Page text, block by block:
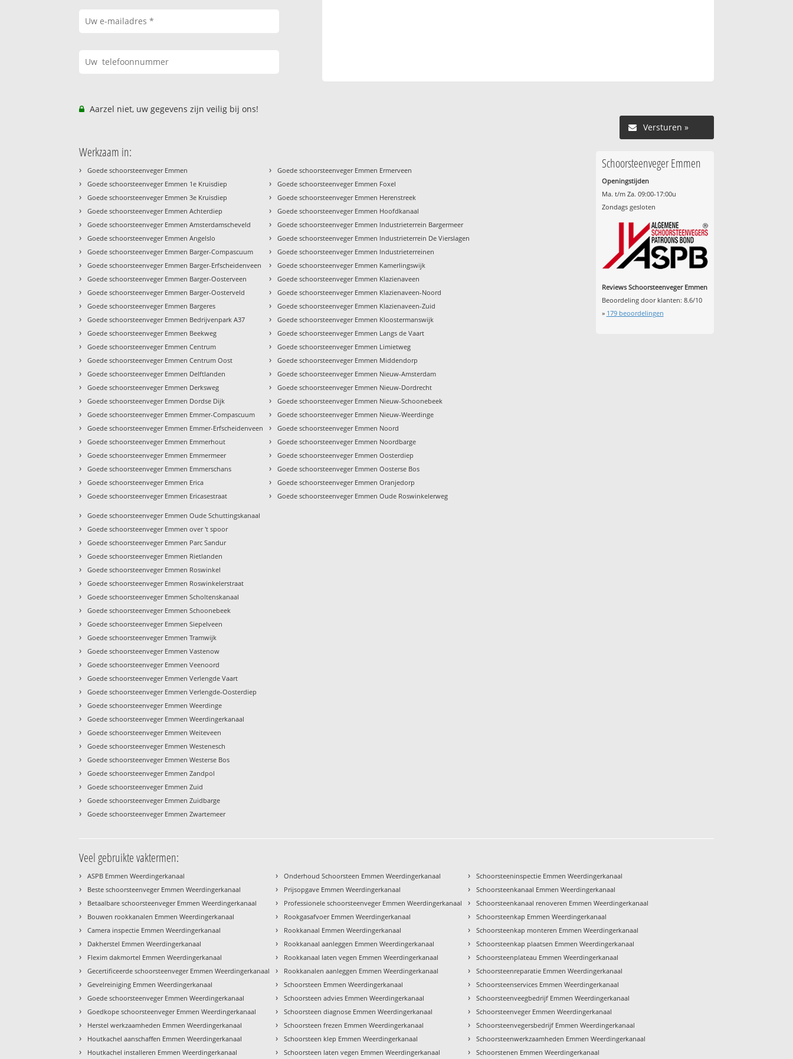
Aarzel niet, uw gegevens zijn veilig bij ons!
Versturen »
Werkzaam in:
› Goede schoorsteenveger Emmen
› Goede schoorsteenveger Emmen 1e Kruisdiep
› Goede schoorsteenveger Emmen 3e Kruisdiep
› Goede schoorsteenveger Emmen Achterdiep
› Goede schoorsteenveger Emmen Amsterdamscheveld
› Goede schoorsteenveger Emmen Angelslo
› Goede schoorsteenveger Emmen Barger-Compascuum
› Goede schoorsteenveger Emmen Barger-Erfscheidenveen
› Goede schoorsteenveger Emmen Barger-Oosterveen
› Goede schoorsteenveger Emmen Barger-Oosterveld
› Goede schoorsteenveger Emmen Bargeres
› Goede schoorsteenveger Emmen Bedrijvenpark A37
› Goede schoorsteenveger Emmen Beekweg
› Goede schoorsteenveger Emmen Centrum
› Goede schoorsteenveger Emmen Centrum Oost
› Goede schoorsteenveger Emmen Delftlanden
› Goede schoorsteenveger Emmen Derksweg
› Goede schoorsteenveger Emmen Dordse Dijk
› Goede schoorsteenveger Emmen Emmer-Compascuum
› Goede schoorsteenveger Emmen Emmer-Erfscheidenveen
› Goede schoorsteenveger Emmen Emmerhout
› Goede schoorsteenveger Emmen Emmermeer
› Goede schoorsteenveger Emmen Emmerschans
› Goede schoorsteenveger Emmen Erica
› Goede schoorsteenveger Emmen Ericasestraat
› Goede schoorsteenveger Emmen Ermerveen
› Goede schoorsteenveger Emmen Foxel
› Goede schoorsteenveger Emmen Herenstreek
› Goede schoorsteenveger Emmen Hoofdkanaal
› Goede schoorsteenveger Emmen Industrieterrein Bargermeer
› Goede schoorsteenveger Emmen Industrieterrein De Vierslagen
› Goede schoorsteenveger Emmen Industrieterreinen
› Goede schoorsteenveger Emmen Kamerlingswijk
› Goede schoorsteenveger Emmen Klazienaveen
› Goede schoorsteenveger Emmen Klazienaveen-Noord
› Goede schoorsteenveger Emmen Klazienaveen-Zuid
› Goede schoorsteenveger Emmen Kloostermanswijk
› Goede schoorsteenveger Emmen Langs de Vaart
› Goede schoorsteenveger Emmen Limietweg
› Goede schoorsteenveger Emmen Middendorp
› Goede schoorsteenveger Emmen Nieuw-Amsterdam
› Goede schoorsteenveger Emmen Nieuw-Dordrecht
› Goede schoorsteenveger Emmen Nieuw-Schoonebeek
› Goede schoorsteenveger Emmen Nieuw-Weerdinge
› Goede schoorsteenveger Emmen Noord
› Goede schoorsteenveger Emmen Noordbarge
› Goede schoorsteenveger Emmen Oosterdiep
› Goede schoorsteenveger Emmen Oosterse Bos
› Goede schoorsteenveger Emmen Oranjedorp
› Goede schoorsteenveger Emmen Oude Roswinkelerweg
› Goede schoorsteenveger Emmen Oude Schuttingskanaal
› Goede schoorsteenveger Emmen over 't spoor
› Goede schoorsteenveger Emmen Parc Sandur
› Goede schoorsteenveger Emmen Rietlanden
› Goede schoorsteenveger Emmen Roswinkel
› Goede schoorsteenveger Emmen Roswinkelerstraat
› Goede schoorsteenveger Emmen Scholtenskanaal
› Goede schoorsteenveger Emmen Schoonebeek
› Goede schoorsteenveger Emmen Siepelveen
› Goede schoorsteenveger Emmen Tramwijk
› Goede schoorsteenveger Emmen Vastenow
› Goede schoorsteenveger Emmen Veenoord
› Goede schoorsteenveger Emmen Verlengde Vaart
› Goede schoorsteenveger Emmen Verlengde-Oosterdiep
› Goede schoorsteenveger Emmen Weerdinge
› Goede schoorsteenveger Emmen Weerdingerkanaal
› Goede schoorsteenveger Emmen Weiteveen
› Goede schoorsteenveger Emmen Westenesch
› Goede schoorsteenveger Emmen Westerse Bos
› Goede schoorsteenveger Emmen Zandpol
› Goede schoorsteenveger Emmen Zuid
› Goede schoorsteenveger Emmen Zuidbarge
› Goede schoorsteenveger Emmen Zwartemeer
Schoorsteenveger Emmen
Openingstijden
Ma. t/m Za. 09:00-17:00u
Zondags gesloten
Reviews Schoorsteenveger Emmen
Beoordeling door klanten: 8.6/10
» 179beoordelingen
Veel gebruikte vaktermen:
› ASPB Emmen Weerdingerkanaal
› Beste schoorsteenveger Emmen Weerdingerkanaal
› Betaalbare schoorsteenveger Emmen Weerdingerkanaal
› Bouwen rookkanalen Emmen Weerdingerkanaal
› Camera inspectie Emmen Weerdingerkanaal
› Dakherstel Emmen Weerdingerkanaal
› Flexim dakmortel Emmen Weerdingerkanaal
› Gecertificeerde schoorsteenveger Emmen Weerdingerkanaal
› Gevelreiniging Emmen Weerdingerkanaal
› Goede schoorsteenveger Emmen Weerdingerkanaal
› Goedkope schoorsteenveger Emmen Weerdingerkanaal
› Herstel werkzaamheden Emmen Weerdingerkanaal
› Houtkachel aanschaffen Emmen Weerdingerkanaal
› Houtkachel installeren Emmen Weerdingerkanaal
› Onderhoud Schoorsteen Emmen Weerdingerkanaal
› Prijsopgave Emmen Weerdingerkanaal
› Professionele schoorsteenveger Emmen Weerdingerkanaal
› Rookgasafvoer Emmen Weerdingerkanaal
› Rookkanaal Emmen Weerdingerkanaal
› Rookkanaal aanleggen Emmen Weerdingerkanaal
› Rookkanaal laten vegen Emmen Weerdingerkanaal
› Rookkanalen aanleggen Emmen Weerdingerkanaal
› Schoorsteen Emmen Weerdingerkanaal
› Schoorsteen advies Emmen Weerdingerkanaal
› Schoorsteen diagnose Emmen Weerdingerkanaal
› Schoorsteen frezen Emmen Weerdingerkanaal
› Schoorsteen klep Emmen Weerdingerkanaal
› Schoorsteen laten vegen Emmen Weerdingerkanaal
› Schoorsteeninspectie Emmen Weerdingerkanaal
› Schoorsteenkanaal Emmen Weerdingerkanaal
› Schoorsteenkanaal renoveren Emmen Weerdingerkanaal
› Schoorsteenkap Emmen Weerdingerkanaal
› Schoorsteenkap monteren Emmen Weerdingerkanaal
› Schoorsteenkap plaatsen Emmen Weerdingerkanaal
› Schoorsteenplateau Emmen Weerdingerkanaal
› Schoorsteenreparatie Emmen Weerdingerkanaal
› Schoorsteenservices Emmen Weerdingerkanaal
› Schoorsteenveegbedrijf Emmen Weerdingerkanaal
› Schoorsteenveger Emmen Weerdingerkanaal
› Schoorsteenvegersbedrijf Emmen Weerdingerkanaal
› Schoorsteenwerkzaamheden Emmen Weerdingerkanaal
› Schoorstenen Emmen Weerdingerkanaal